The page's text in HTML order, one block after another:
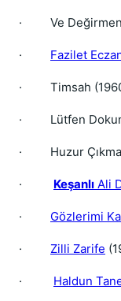
· Ve
· Fazilet
· Timsah
· Lütfen
· Huzur
· Keşanlı Ali
· Gözlerimi
· Zilli Zarife
· Haldun